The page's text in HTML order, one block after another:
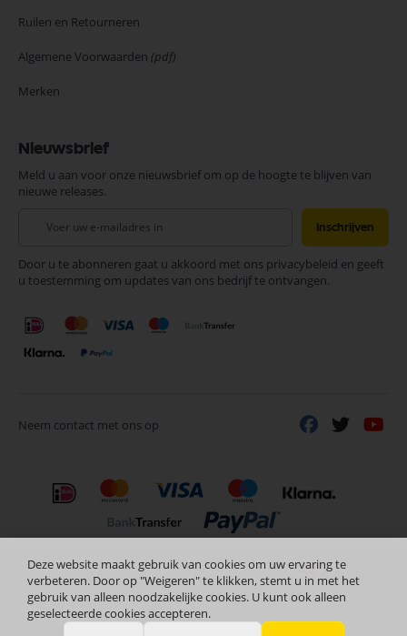
Ruilen en Retourneren
Algemene Voorwaarden (pdf)
Merken
Nieuwsbrief
Meld u aan voor onze nieuwsbrief om op de hoogte te blijven van
nieuwe releases.
onze
nieuwsbrief
Inschrijven
Door u te abonneren gaat u akkoord met ons privacybeleid en geeft
u toestemming om updates van ons bedrijf te ontvangen.
Neem contact met ons op
Deze website maakt gebruik van cookies om uw ervaring te
verbeteren. Door op "Weigeren" te klikken, stemt u in met het
gebruik van alleen noodzakelijke cookies. U kunt ook alleen
geselecteerde cookies accepteren.
Copyright © 2024 Selectra Hengelo Nederlands